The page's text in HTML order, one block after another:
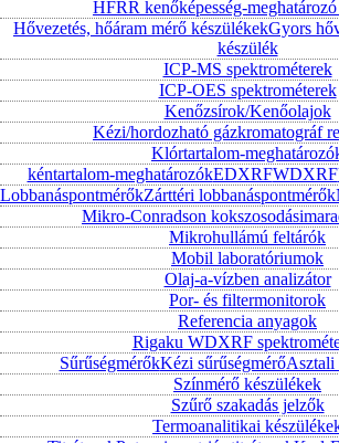
HFRR kenőképesség-
Hővezetés, hőáram mérő készülékekGyors
készülék
ICP-MS spektrométerek
ICP-OES spektrométerek
Kenőzsírok/Kenőolajok
Kézi/hordozható gázkromatográf
Klórtartalom-
kéntartalom-meghatározókEDXRFWDXRF
LobbanáspontmérőkZárttéri lobbanáspontmérők
Mikro-Conradson
Mikrohullámú feltárók
Mobil laboratóriumok
Olaj-a-vízben analizátor
Por- és filtermonitorok
Referencia anyagok
Rigaku WDXRF
SűrűségmérőkKézi sűrűségmérőAsztali
Színmérő készülékek
Szűrő szakadás jelzők
Termoanalitikai